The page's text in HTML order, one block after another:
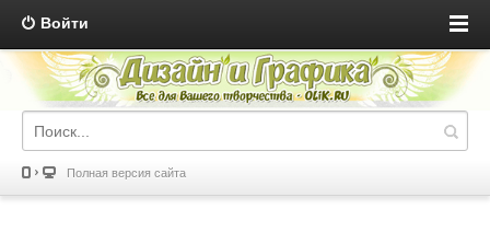
Войти
Полная версия сайта